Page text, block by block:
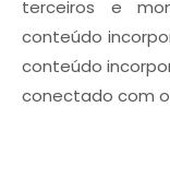
terceiros e
conteúdo
conteúdo
conectado com